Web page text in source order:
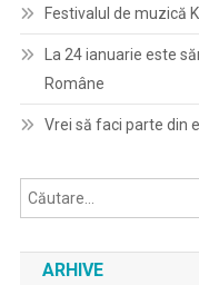
Festivalul de muzică
La 24 ianuarie este
Române
Vrei să faci parte din
ARHIVE